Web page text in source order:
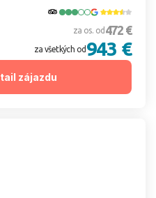
za os. od 472 €
za všetkých od 943 €
zájazdu